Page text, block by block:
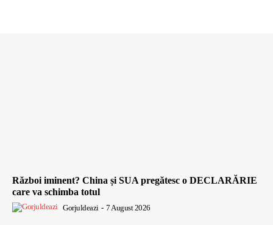
Război iminent? China și SUA pregătesc o DECLARĂRIE
care va schimba totul
Gorjuldeazi - 7 August 2026